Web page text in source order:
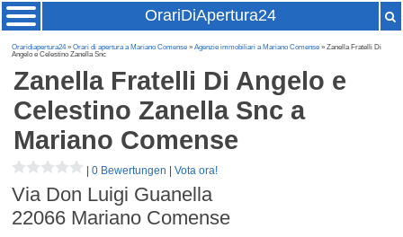
OrariDiApertura24
Oraridiapertura24»Orari di apertura a Mariano Comense »Agenzie immobiliari a Mariano Comense » Zanella Fratelli Di
Angelo e Celestino Zanella Snc
Zanella Fratelli Di Angelo e
Celestino Zanella Snc a
Mariano Comense
|0 Bewertungen |Vota ora!
Via Don Luigi Guanella
22066 Mariano Comense